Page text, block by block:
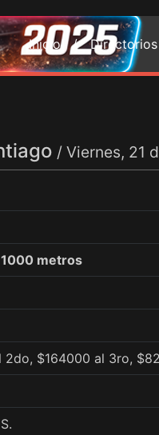
Inicio /
/ Viernes, 21
1000 metros
2do, $164000 al 3ro,